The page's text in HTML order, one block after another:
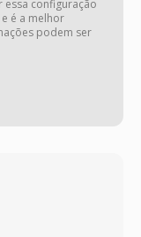
essa configuração
é a melhor
podem ser